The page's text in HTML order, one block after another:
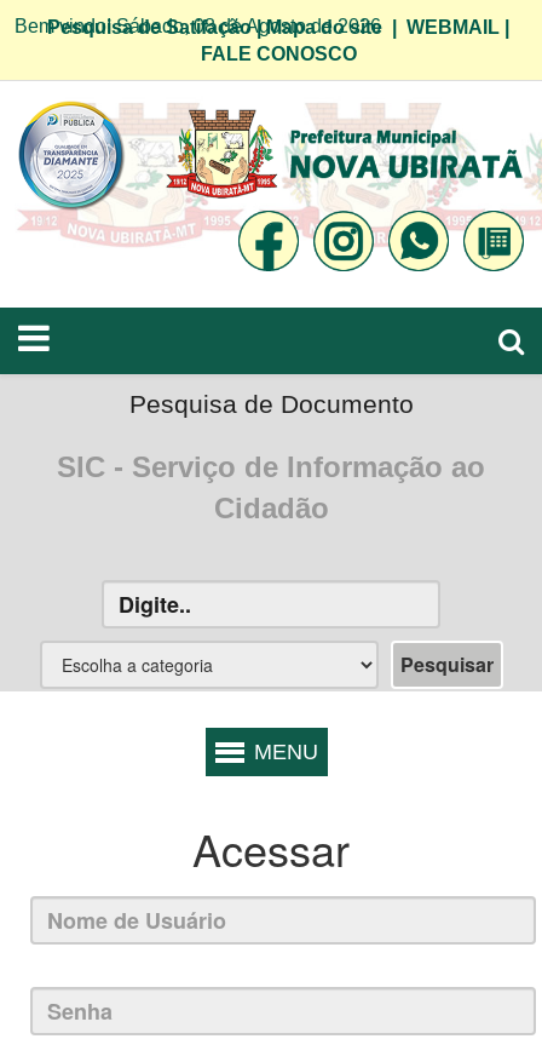
Bem vindo! Sábado, 08 de Agosto de 2026
Pesquisa de Satifação|Mapa do site WEBMAIL
FALE CONOSCO
Pesquisa de Documento
SIC - Serviço de Informação ao
Cidadão
Acessar